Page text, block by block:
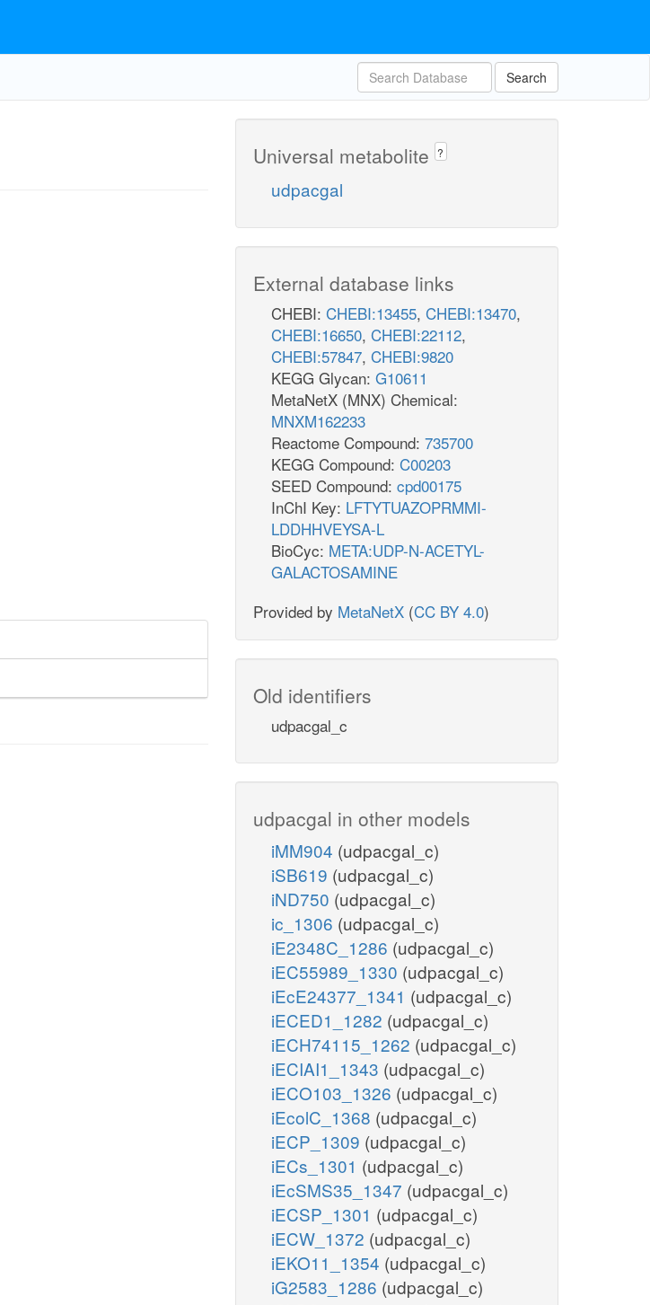
Search
Universal metabolite ?
udpacgal
External database links
CHEBI: CHEBI:13455, CHEBI:13470,
CHEBI:16650, CHEBI:22112,
CHEBI:57847, CHEBI:9820
KEGG Glycan: G10611
MetaNetX (MNX) Chemical:
MNXM162233
Reactome Compound: 735700
KEGG Compound: C00203
SEED Compound: cpd00175
InChI Key: LFTYTUAZOPRMMI-
LDDHHVEYSA-L
BioCyc: META:UDP-N-ACETYL-
GALACTOSAMINE
Provided by MetaNetX (CC BY 4.0)
Old identifiers
udpacgal_c
udpacgal in other models
iMM904 (udpacgal_c)
iSB619 (udpacgal_c)
iND750 (udpacgal_c)
ic_1306 (udpacgal_c)
iE2348C_1286 (udpacgal_c)
iEC55989_1330 (udpacgal_c)
iEcE24377_1341 (udpacgal_c)
iECED1_1282 (udpacgal_c)
iECH74115_1262 (udpacgal_c)
iECIAI1_1343 (udpacgal_c)
iECO103_1326 (udpacgal_c)
iEcolC_1368 (udpacgal_c)
iECP_1309 (udpacgal_c)
iECs_1301 (udpacgal_c)
iEcSMS35_1347 (udpacgal_c)
iECSP_1301 (udpacgal_c)
iECW_1372 (udpacgal_c)
iEKO11_1354 (udpacgal_c)
iG2583_1286 (udpacgal_c)